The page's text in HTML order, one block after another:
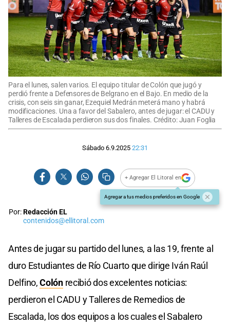
Para el lunes, salen varios. El equipo titular de Colón que jugó y
perdió frente a Defensores de Belgrano en el Bajo. En medio de la
crisis, con seis sin ganar, Ezequiel Medrán meterá mano y habrá
modificaciones. Una a favor del Sabalero, antes de jugar: el CADU y
Talleres de Escalada perdieron sus dos finales. Crédito: Juan Foglia
Sábado 6.9.2025 22:31
+ Agregar El Litoral en
Agregar a tus medios preferidos en Google
Por:Redacción EL
contenidos@ellitoral.com
Antes de jugar su partido del lunes, a las 19, frente al
duro Estudiantes de Río Cuarto que dirige Iván Raúl
Delfino,Colónrecibió dos excelentes noticias:
perdieron el CADU y Talleres de Remedios de
Escalada, los dos equipos a los cuales el Sabalero